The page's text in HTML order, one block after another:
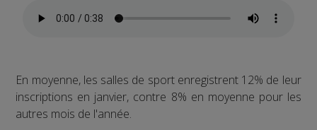
En moyenne, les salles de sport enregistrent 12% de leur
inscriptions en janvier, contre 8% en moyenne pour les
autres mois de l'année.